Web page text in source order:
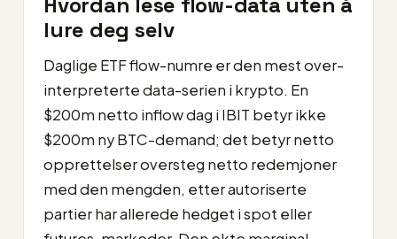
lure deg selv
Daglige ETF flow-numre er den mest over-
interpreterte data-serien i krypto. En
$200m netto inflow dag i IBIT betyr ikke
$200m ny BTC-demand; det betyr netto
opprettelser oversteg netto redemjoner
med den mengden, etter autoriserte
partier har allerede hedget i spot eller